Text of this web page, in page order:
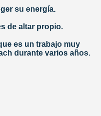
su energía.
de altar propio.
es un trabajo muy
durante varios años.